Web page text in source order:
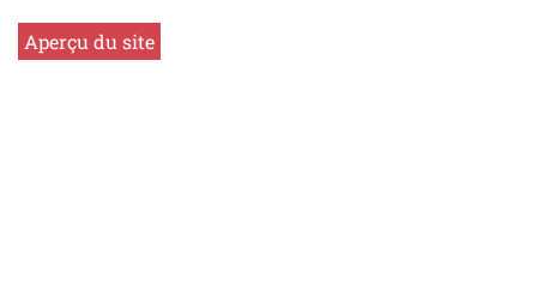
Aperçu du site